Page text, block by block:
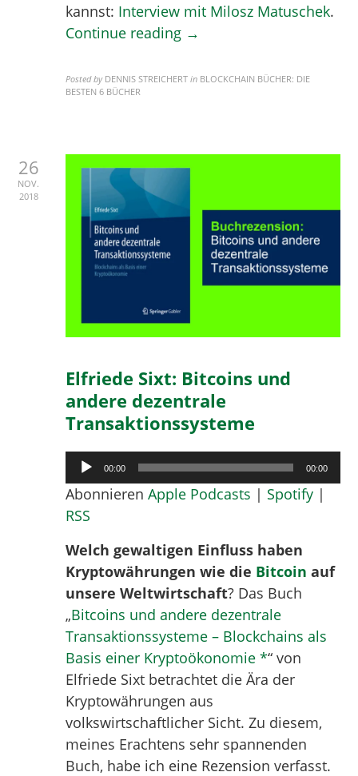
kannst: Interview mit Milosz Matuschek.
Continue reading →
Posted by DENNIS STREICHERT in BLOCKCHAIN BÜCHER: DIE
BESTEN 6 BÜCHER
26
NOV.
2018
Elfriede Sixt: Bitcoins und
andere dezentrale
Transaktionssysteme
Audio-
Player
00:00 00:00
AbonnierenApple Podcasts | Spotify |
RSS
Welch gewaltigen Einfluss haben
Kryptowährungen wie die Bitcoin auf
unsere Weltwirtschaft? Das Buch
„Bitcoins und andere dezentrale
Transaktionssysteme – Blockchains als
Basis einer Kryptoökonomie *“ von
Elfriede Sixt betrachtet die Ära der
Kryptowährungen aus
volkswirtschaftlicher Sicht. Zu diesem,
meines Erachtens sehr spannenden
Buch, habe ich eine Rezension verfasst.